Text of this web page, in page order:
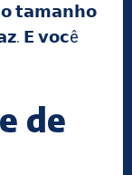
𝗼 𝘁𝗮𝗺𝗮𝗻𝗵𝗼
𝗘 𝘃𝗼𝗰ê
de